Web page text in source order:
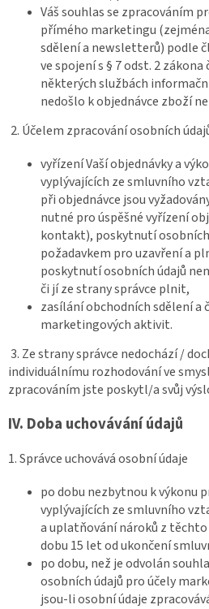
Váš souhlas se zpracováním
přímého marketingu
sdělení a newsletterů) podle
ve spojení s § 7 odst. 2 zákona
některých službách
nedošlo k objednávce zboží
2. Účelem zpracování osobních
vyřízení Vaší objednávky a
vyplývajících ze smluvního
při objednávce jsou
nutné pro úspěšné vyřízení
kontakt), poskytnutí
požadavkem pro uzavření a
poskytnutí osobních údajů
či jí ze strany správce plnit,
zasílání obchodních sdělení a
marketingových aktivit.
3. Ze strany správce nedochází /
individuálnímu rozhodování ve
zpracováním jste poskytl/a svůj
IV. Doba uchovávání údajů
1. Správce uchovává osobní údaje
po dobu nezbytnou k výkonu
vyplývajících ze smluvního
a uplatňování nároků z
dobu 15 let od ukončení
po dobu, než je odvolán
osobních údajů pro účely
jsou-li osobní údaje